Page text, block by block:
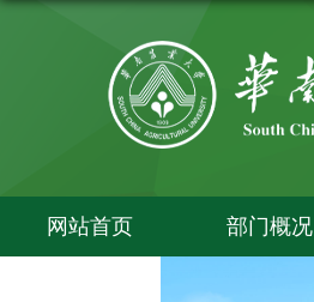
网站首页 部门概况